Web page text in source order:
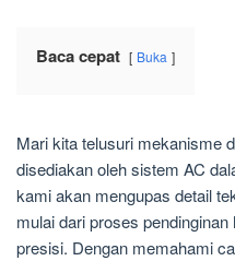
Baca cepat Buka
Mari kita telusuri mekanisme
disediakan oleh sistem AC
kami akan mengupas detail
mulai dari proses
presisi. Dengan memahami